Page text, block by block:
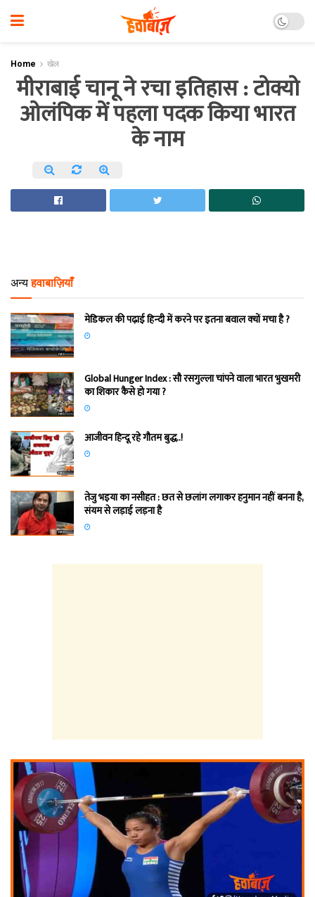
Home खेल
मीराबाई चानू ने रचा इतिहास : टोक्यो
ओलंपिक में पहला पदक किया भारत
के नाम
अन्य हवाबाज़ियाँ
मेडिकल की पढ़ाई हिन्‍दी में करने पर इतना बवाल क्‍यों मचा है ?
Global Hunger Index : सौ रसगुल्‍ला चांपने वाला भारत भुखमरी
का शिकार कैसे हो गया ?
आजीवन हिन्दू रहे गौतम बुद्ध..!
तेजु भइया का नसीहत : छत से छलांग लगाकर हनुमान नहीं बनना है,
संयम से लड़ाई लड़ना है